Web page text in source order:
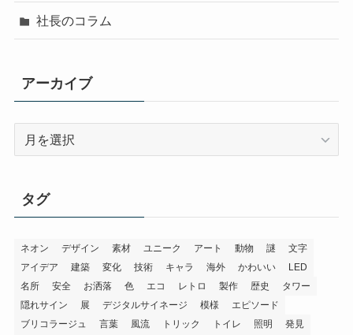
社長のコラム
アーカイブ
ブ
タグ
ネオン デザイン 素材 ユニーク アート 動物 謎
文字
アイデア
建築 変化 技術 キャラ 海外 かわいい
LED
名所
安全 お洒落 色 エコ レトロ 製作 歴史
タワー
隠れサイン
展 デジタルサイネージ 模様
エピソード
ブリコラージュ
言葉 風流 トリック トイレ 照明 発見